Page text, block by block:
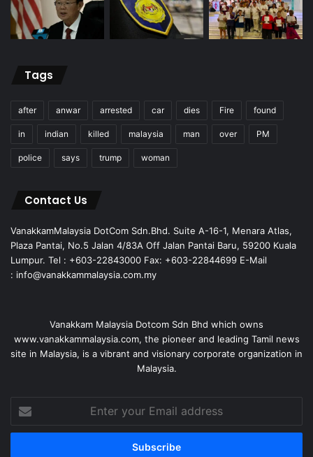
Tags
after anwar arrested car dies Fire found
in indian killed malaysia man over PM
police says trump woman
Contact Us
VanakkamMalaysia DotCom Sdn.Bhd. Suite A-16-1, Menara Atlas,
Plaza Pantai, No.5 Jalan 4/83A Off Jalan Pantai Baru, 59200 Kuala
Lumpur. Tel : +603-22843000 Fax: +603-22844699 E-Mail
: info@vanakkammalaysia.com.my
Vanakkam Malaysia Dotcom Sdn Bhd which owns
www.vanakkammalaysia.com, the pioneer and leading Tamil news
site in Malaysia, is a vibrant and visionary corporate organization in
Malaysia.
your
Email